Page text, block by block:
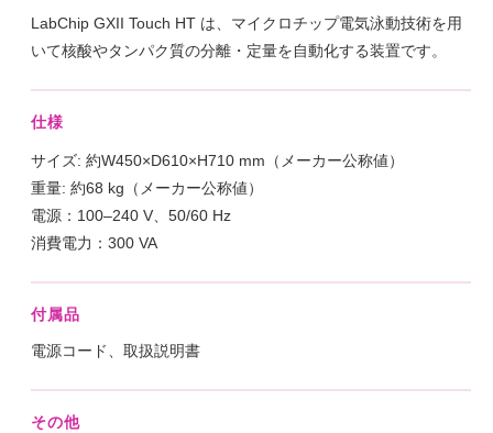
LabChip GXII Touch HT は、マイクロチップ電気泳動技術を用
いて核酸やタンパク質の分離・定量を自動化する装置です。
仕様
サイズ: 約W450×D610×H710 mm（メーカー公称値）
重量: 約68 kg（メーカー公称値）
電源：100–240 V、50/60 Hz
消費電力：300 VA
付属品
電源コード、取扱説明書
その他